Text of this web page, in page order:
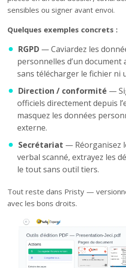
sensibles ou signer avant envoi.
Quelques exemples concrets :
RGPD— Caviardez les
personnelles d’un document
sans télécharger le fichier ni
Direction / conformité —
officiels directement depuis
masquez les données
externe.
Secrétariat — Réorganisez
verbal scanné, extrayez les
le tout sans outil tiers.
Tout reste dans Pristy —
avec les bons droits.